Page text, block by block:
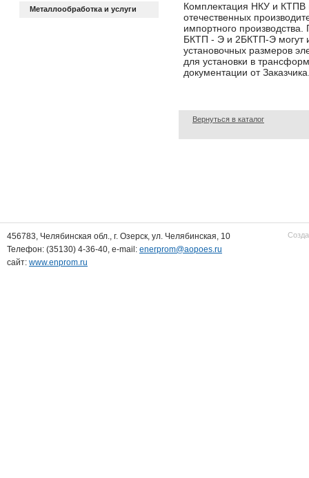
Металлообработка и услуги
Комплектация НКУ и КТПВ
отечественных
импортного
БКТП - Э и 2БКТП-Э могут
установочных размеров
для установки в
документации от
Вернуться в каталог
456783, Челябинская обл., г. Озерск, ул. Челябинская, 10
Телефон: (35130) 4-36-40, e-mail: enerprom@aopoes.ru
сайт: www.enprom.ru